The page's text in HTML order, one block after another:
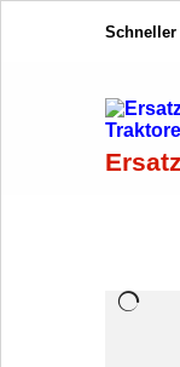
Schneller